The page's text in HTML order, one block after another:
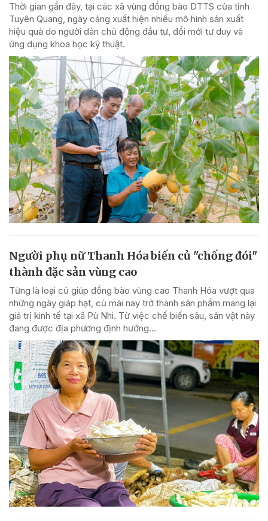
Thời gian gần đây, tại các xã vùng đồng bào DTTS của tỉnh
Tuyên Quang, ngày càng xuất hiện nhiều mô hình sản xuất
hiệu quả do người dân chủ động đầu tư, đổi mới tư duy và
ứng dụng khoa học kỹ thuật.
Người phụ nữ Thanh Hóa biến củ "chống đói"
thành đặc sản vùng cao
Từng là loại củ giúp đồng bào vùng cao Thanh Hóa vượt qua
những ngày giáp hạt, củ mài nay trở thành sản phẩm mang lại
giá trị kinh tế tại xã Pù Nhi. Từ việc chế biến sâu, sản vật này
đang được địa phương định hướng...